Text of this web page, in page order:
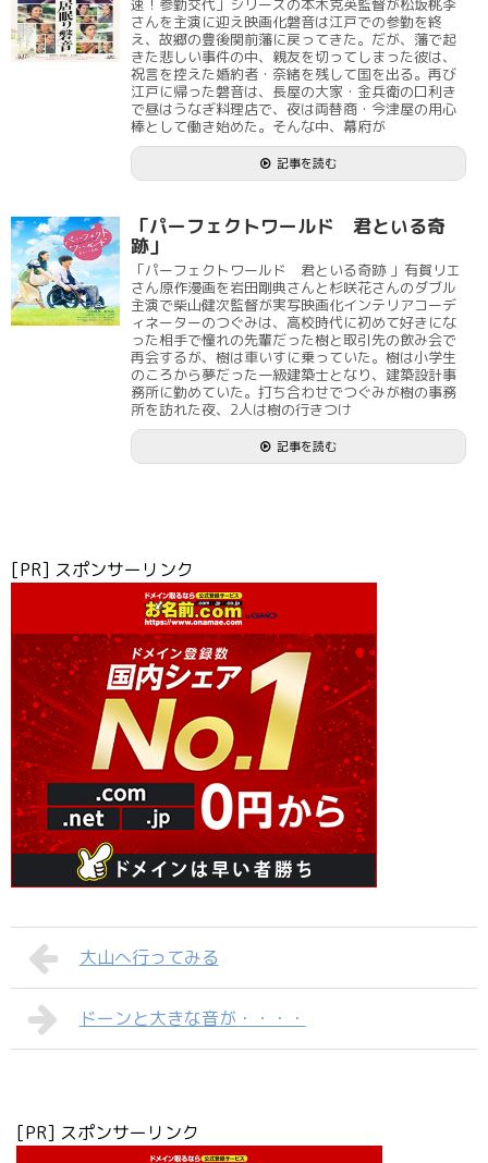
速！参勤交代」シリーズの本木克英監督が松坂桃李
さんを主演に迎え映画化磐音は江戸での参勤を終
え、故郷の豊後関前藩に戻ってきた。だが、藩で起
きた悲しい事件の中、親友を切ってしまった彼は、
祝言を控えた婚約者・奈緒を残して国を出る。再び
江戸に帰った磐音は、長屋の大家・金兵衛の口利き
で昼はうなぎ料理店で、夜は両替商・今津屋の用心
棒として働き始めた。そんな中、幕府が
記事を読む
「パーフェクトワールド 君といる奇
跡」
「パーフェクトワールド 君といる奇跡 」有賀リエ
さん原作漫画を岩田剛典さんと杉咲花さんのダブル
主演で柴山健次監督が実写映画化インテリアコーデ
ィネーターのつぐみは、高校時代に初めて好きにな
った相手で憧れの先輩だった樹と取引先の飲み会で
再会するが、樹は車いすに乗っていた。樹は小学生
のころから夢だった一級建築士となり、建築設計事
務所に勤めていた。打ち合わせでつぐみが樹の事務
所を訪れた夜、2人は樹の行きつけ
記事を読む
[PR] スポンサーリンク
大山へ行ってみる
ドーンと大きな音が・・・・
[PR] スポンサーリンク